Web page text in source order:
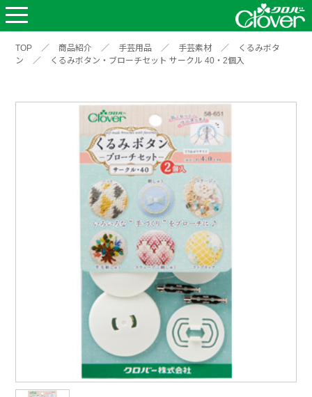
TOP ／ 商品紹介 ／ 手芸用品 ／ 手芸素材 ／
くるみボタ
ン
／ くるみボタン・ブローチセット サークル 40・2個入